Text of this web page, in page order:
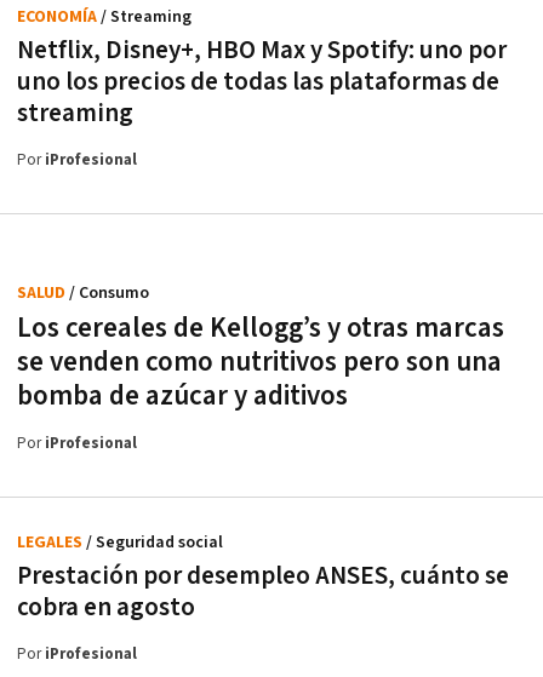
Netflix, Disney+, HBO Max y Spotify: uno por
uno los precios de todas las plataformas de
streaming
ECONOMÍA/ Streaming
PoriProfesional
Los cereales de Kellogg’s y otras marcas
se venden como nutritivos pero son una
bomba de azúcar y aditivos
SALUD / Consumo
PoriProfesional
Prestación por desempleo ANSES, cuánto se
cobra en agosto
LEGALES / Seguridad social
PoriProfesional